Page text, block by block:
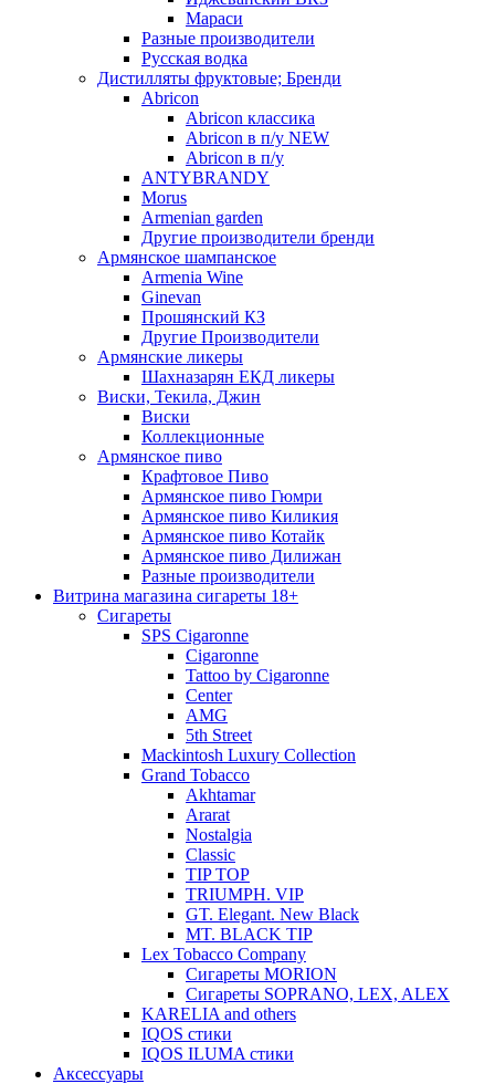
Мараси
Разные производители
Русская водка
Дистилляты фруктовые; Бренди
Abricon
Abricon классика
Abricon в п/у NEW
Abricon в п/у
ANTYBRANDY
Morus
Armenian garden
Другие производители бренди
Армянское шампанское
Armenia Wine
Ginevan
Прошянский КЗ
Другие Производители
Армянские ликеры
Шахназарян ЕКД ликеры
Виски, Текила, Джин
Виски
Коллекционные
Армянское пиво
Крафтовое Пиво
Армянское пиво Гюмри
Армянское пиво Киликия
Армянское пиво Котайк
Армянское пиво Дилижан
Разные производители
Витрина магазина сигареты 18+
Cигареты
SPS Cigaronne
Сigaronne
Tattoo by Cigaronne
Center
AMG
5th Street
Mackintosh Luxury Collection
Grand Tobacco
Akhtamar
Ararat
Nostalgia
Classic
TIP TOP
TRIUMPH. VIP
GT. Elegant. New Black
MT. BLACK TIP
Lex Tobacco Company
Сигареты MORION
Сигареты SOPRANO, LEX, ALEX
KARELIA and others
IQOS стики
IQOS ILUMA стики
Аксессуары